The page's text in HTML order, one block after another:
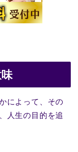
によって、その
人生の目的を追